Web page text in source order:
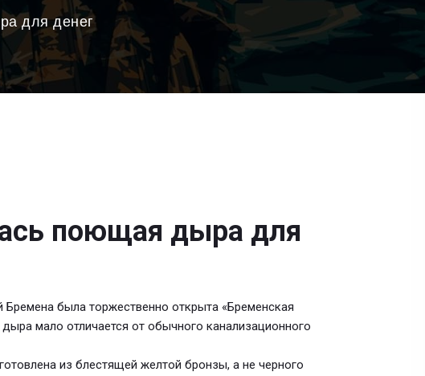
для денег
поющая дыра для
была торжественно открыта «Бременская
мало отличается от обычного канализационного
из блестящей желтой бронзы, а не черного